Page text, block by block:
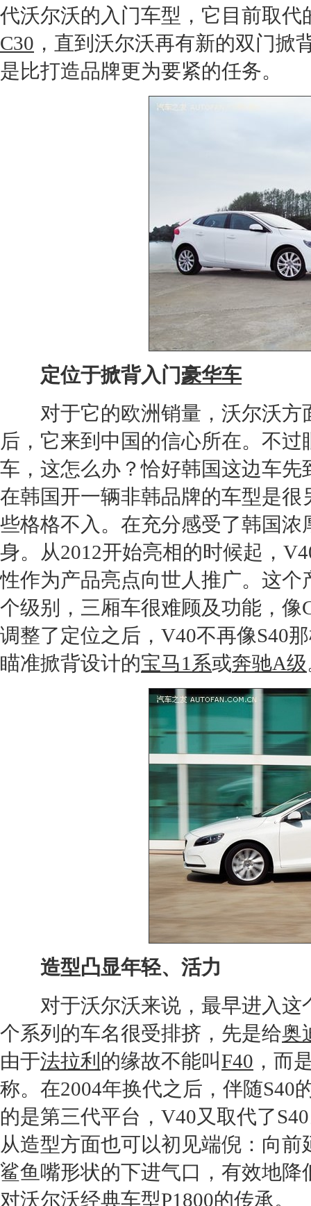
代沃尔沃的入门车型，它目前取代
C30 ，直到 沃尔沃再有新的双门掀
是比打造品牌更为要紧的任务。
定位于掀背入门豪华车
对于它的欧洲销量， 沃尔沃方
后，它来到中国的信心所在。不
车，这怎么办？恰好韩国这边车
在韩国开一辆非韩品牌的车型是
些格格不入。在充分感受了韩国
身。从2012开始亮相的时候起，
性作为产品亮点向世人推广。这
个级别 ，三厢车很难顾及功能，像
调整了定位之后， V40不再像S40
瞄准掀背设计的宝马1系或奔驰A级
造型凸显年轻、活力
对于沃尔沃来说，最早进入这
个系列的车名很受排挤，先是给奥
由于法拉利 的缘故不能叫F40 ，而
称。在2004年换代之后，伴随S40
的是第三代平台， V40又取代了S40
从造型方面也可以初见端倪：向
鲨鱼嘴形状的下进气口，有效地
对沃尔沃经典车型P1 800的传承。